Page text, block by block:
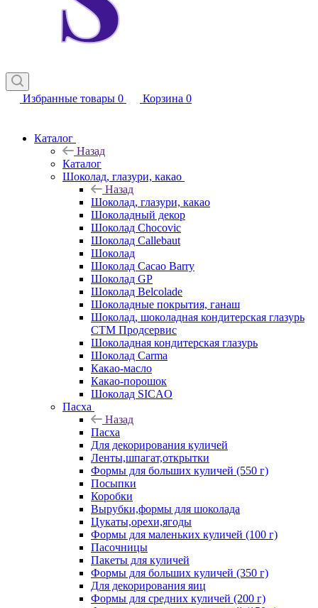
Избранные товары 0 Корзина 0
Каталог
Назад
Каталог
Шоколад, глазури, какао
Назад
Шоколад, глазури, какао
Шоколадный декор
Шоколад Chocovic
Шоколад Callebaut
Шоколад
Шоколад Cacao Barry
Шоколад GP
Шоколад Belcolade
Шоколадные покрытия, ганаш
Шоколад, шоколадная кондитерская глазурь
СТМ Продсервис
Шоколадная кондитерская глазурь
Шоколад Carma
Какао-масло
Какао-порошок
Шоколад SICAO
Пасха
Назад
Пасха
Для декорирования куличей
Ленты,шпагат,открытки
Формы для больших куличей (550 г)
Посыпки
Коробки
Вырубки,формы для шоколада
Цукаты,орехи,ягоды
Формы для маленьких куличей (100 г)
Пасочницы
Пакеты для куличей
Формы для больших куличей (350 г)
Для декорирования яиц
Формы для средних куличей (200 г)